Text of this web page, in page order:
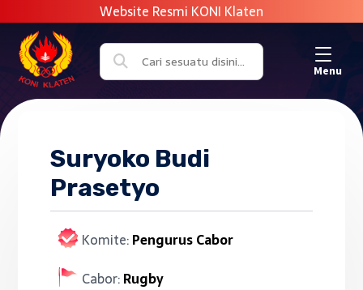
Menu
Suryoko Budi
Prasetyo
Komite:Pengurus Cabor
Cabor:Rugby